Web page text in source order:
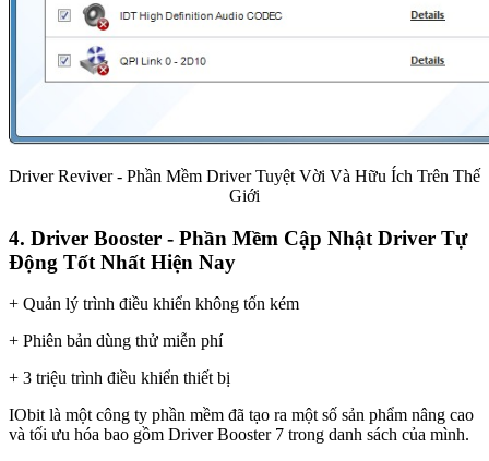
Driver Reviver - Phần Mềm Driver Tuyệt Vời Và Hữu Ích Trên Thế
Giới
4. Driver Booster - Phần Mềm Cập Nhật Driver Tự
Động Tốt Nhất Hiện Nay
+ Quản lý trình điều khiển không tốn kém
+ Phiên bản dùng thử miễn phí
+ 3 triệu trình điều khiển thiết bị
IObit là một công ty phần mềm đã tạo ra một số sản phẩm nâng cao
và tối ưu hóa bao gồm Driver Booster 7 trong danh sách của mình.